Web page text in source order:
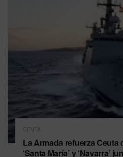
CEUTA
La Armada refuerza Ceuta
‘Santa María’ y ‘Navarra’